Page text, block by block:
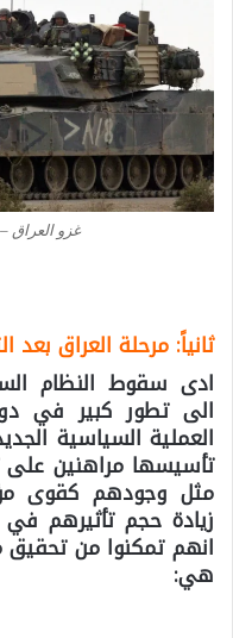
غزو العراق –
ثانياً: مرحلة العراق بعد التغيير
ادى سقوط النظام
الى تطور كبير في
العملية السياسية
تأسيسها مراهنين
مثل وجودهم كقوى
زيادة حجم تأثيرهم
انهم تمكنوا من
هي: